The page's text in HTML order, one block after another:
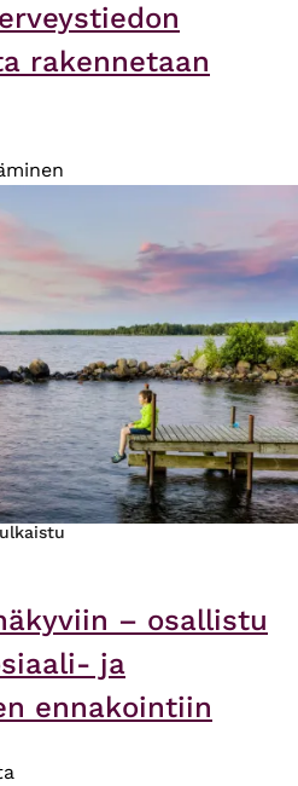
rakennetaan
– osallistu
ja
ennakointiin